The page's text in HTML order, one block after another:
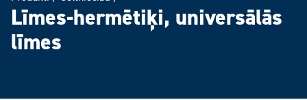
Līmes-hermētiķi, universālās
līmes